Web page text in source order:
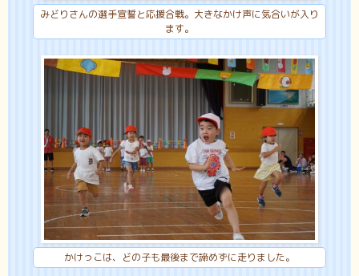
みどりさんの選手宣誓と応援合戦。大きなかけ声に気合いが入り
ます。
かけっこは、どの子も最後まで諦めずに走りました。